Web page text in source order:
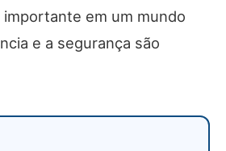
importante em um mundo
e a segurança são